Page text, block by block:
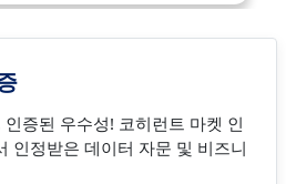
증된 우수성! 코히런트 마켓 인
인정받은 데이터 자문 및 비즈니